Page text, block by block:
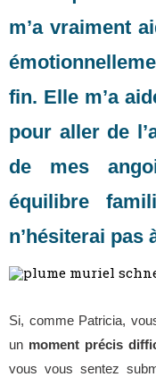
m’a vraiment
fin. Elle m’a
pour aller de
de mes
équilibre
n’hésiterai pas
Si, comme Patricia,
un moment précis
vous vous sentez